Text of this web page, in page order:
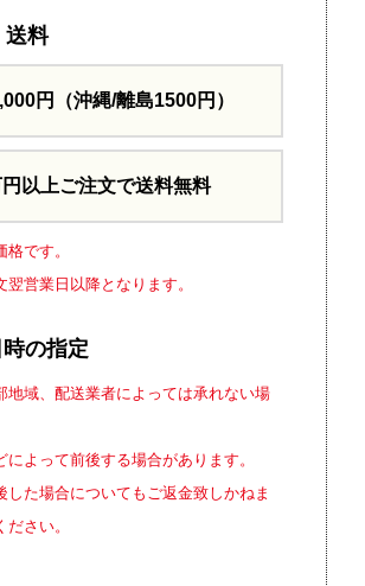
送料
円 （沖縄/離島1500円）
以上ご注文で送料無料
です。
営業日以降となります。
の指定
地域、配送業者によっては承れない場
よって前後する場合があります。
た場合についてもご返金致しかねま
さい。